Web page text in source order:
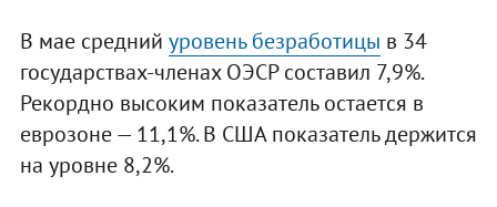
В мае средний уровень безработицы в 34
государствах-членах ОЭСР составил 7,9%.
Рекордно высоким показатель остается в
еврозоне — 11,1%. В США показатель держится
на уровне 8,2%.